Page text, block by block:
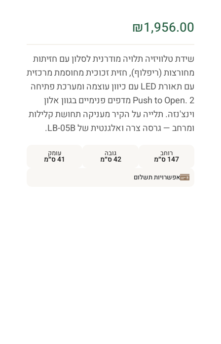
₪1,956.00
שידת טלוויזיה תלויה מודרנית לסלון עם חזיתות
מחורצות (ריפלוף), חזית זכוכית מחוסמת מרכזית
עם תאורת LED עם כיוון עוצמה ומערכת פתיחה
Push to Open. 2 מדפים פנימיים בגוון אלון
וינצ'נזה. תלייה על הקיר מעניקה תחושת קלילות
ומרחב — גרסה צרה ואלגנטית של LB-05B.
רוחב
147 ס״מ
גובה
42 ס״מ
עומק
41 ס״מ
אפשרויות תשלום